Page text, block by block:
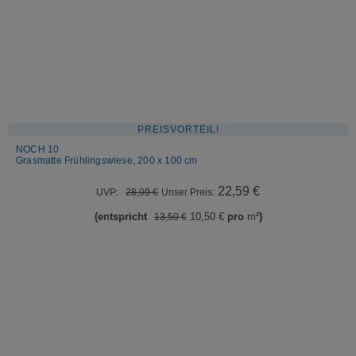
PREISVORTEIL!
NOCH 10
Grasmatte Frühlingswiese, 200 x 100 cm
UVP: 28,99€ Ursprünglicher
war:
Unser Preis: 22,59 €Aktueller
ist:
(entspricht 13,50€ 10,50 €pro m²)